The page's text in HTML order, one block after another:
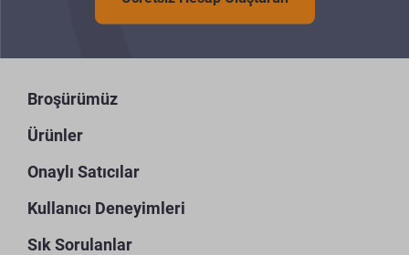
Broşürümüz
Ürünler
Onaylı Satıcılar
Kullanıcı Deneyimleri
Sık Sorulanlar